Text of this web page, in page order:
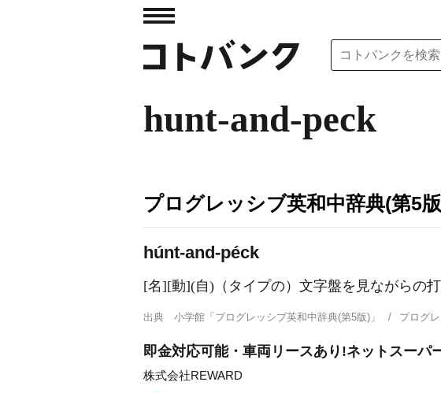
hunt-and-peck
プログレッシブ英和中辞典(第5
húnt-and-péck
[名][動](自) （タイプの）文字盤を見ながらの
出典 小学館「プログレッシブ英和中辞典(第5版)」 プログ
即金対応可能・車両リースあり!ネットスーパ
株式会社REWARD